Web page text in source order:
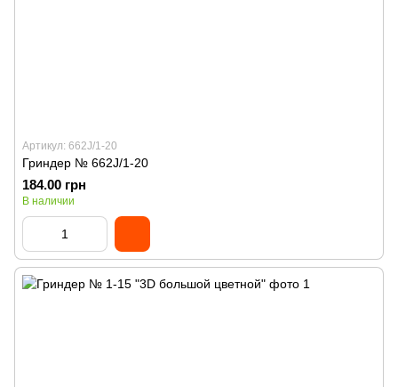
Артикул: 662J/1-20
Гриндер № 662J/1-20
184.00 грн
В наличии